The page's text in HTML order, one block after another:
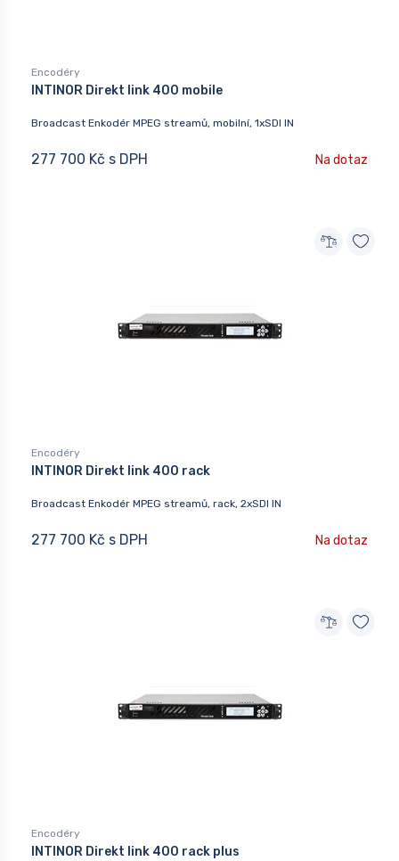
Encodéry
INTINOR Direkt link 400 mobile
Broadcast Enkodér MPEG streamů, mobilní, 1xSDI IN
277 700 Kč s DPH Na dotaz
Encodéry
INTINOR Direkt link 400 rack
Broadcast Enkodér MPEG streamů, rack, 2xSDI IN
277 700 Kč s DPH Na dotaz
Encodéry
INTINOR Direkt link 400 rack plus